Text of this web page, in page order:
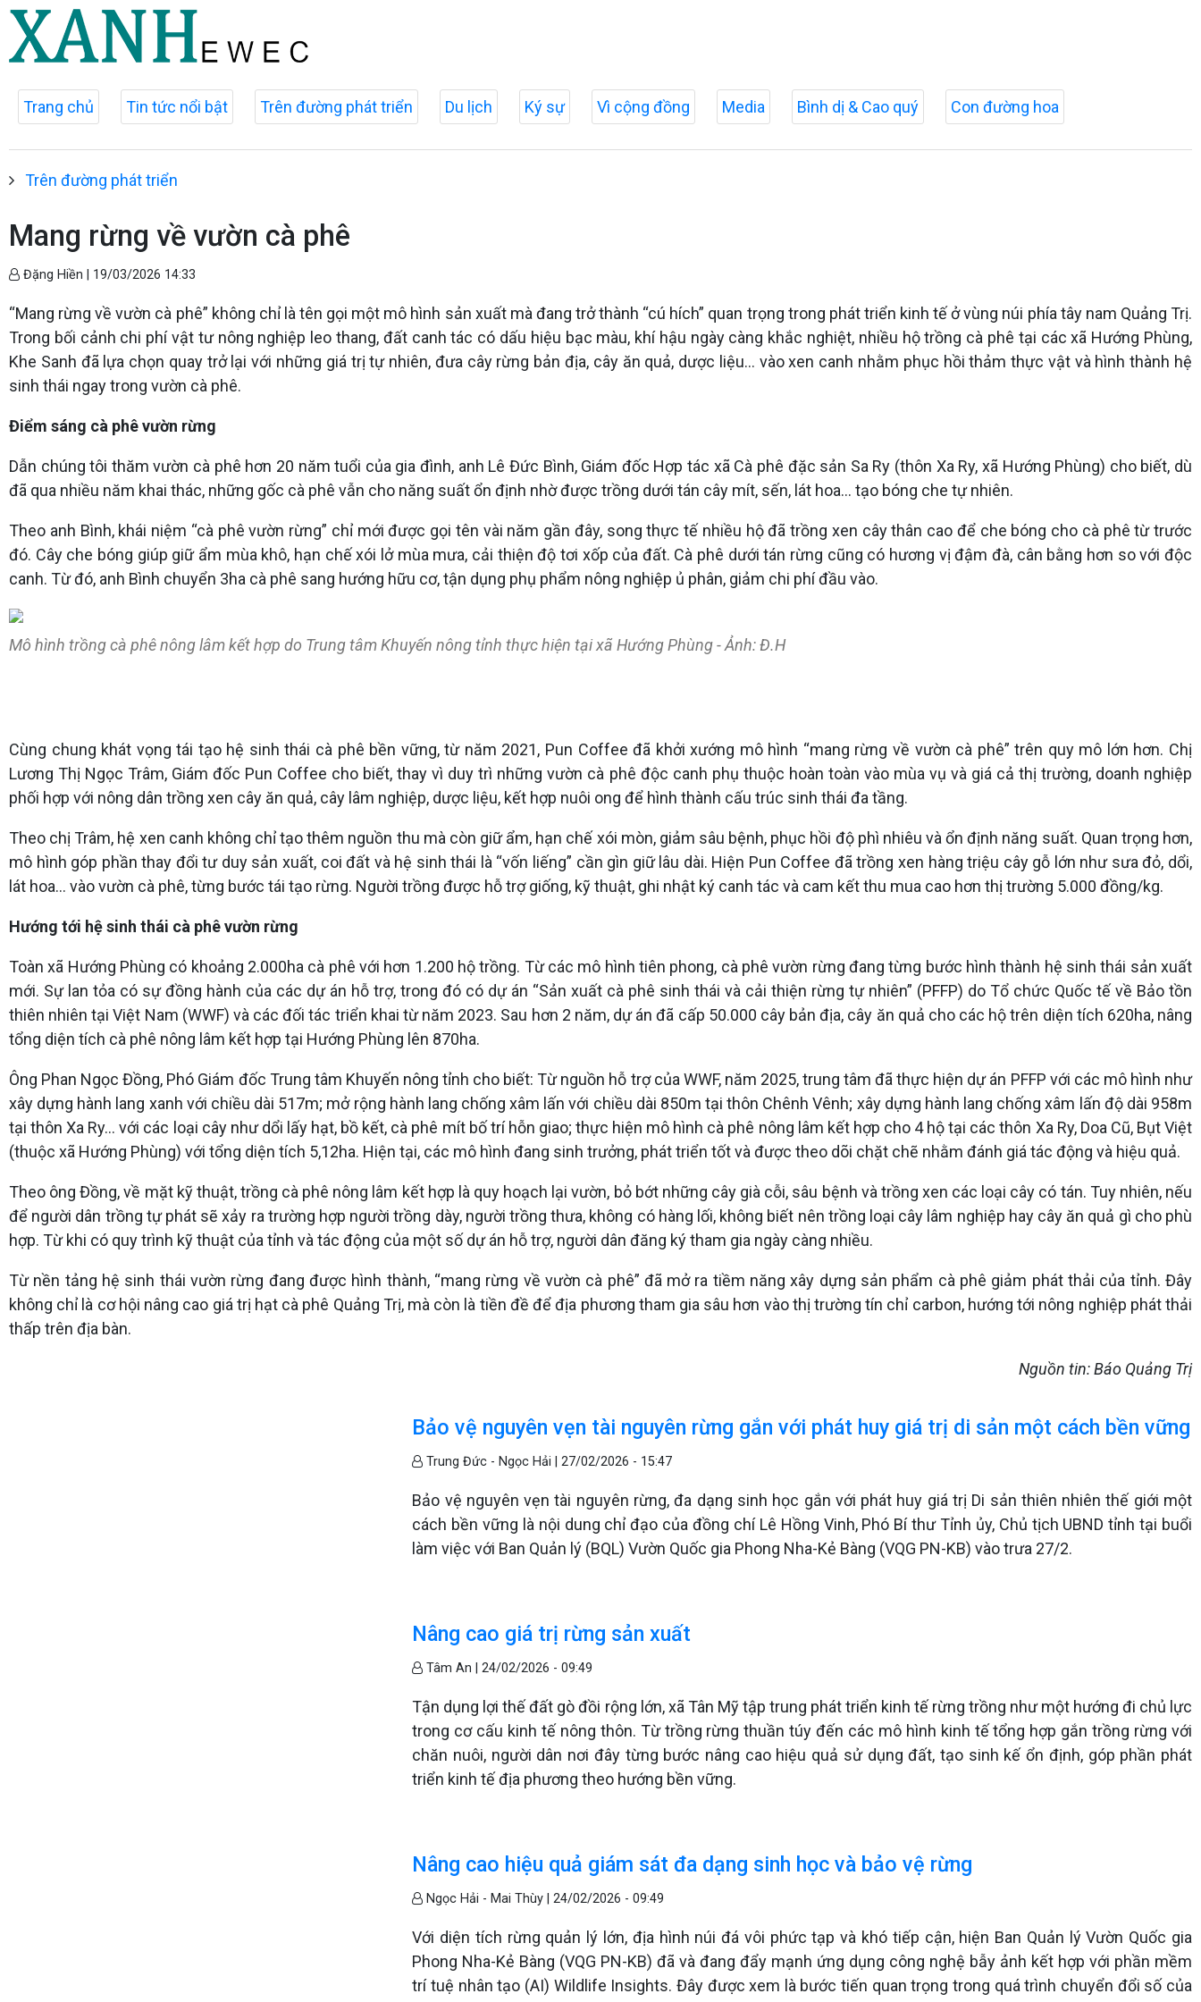
Trang chủ Tin tức nổi bật Trên đường phát triển Du lịch Ký sự Vì cộng đồng Media Bình dị & Cao quý Con đường hoa
Trên đường phát triển
Mang rừng về vườn cà phê
Đặng Hiền | 19/03/2026 14:33
“Mang rừng về vườn cà phê” không chỉ là tên gọi một mô hình sản xuất mà đang trở thành “cú hích” quan trọng trong phát triển kinh tế ở vùng núi phía tây nam Quảng Trị.
Trong bối cảnh chi phí vật tư nông nghiệp leo thang, đất canh tác có dấu hiệu bạc màu, khí hậu ngày càng khắc nghiệt, nhiều hộ trồng cà phê tại các xã Hướng Phùng,
Khe Sanh đã lựa chọn quay trở lại với những giá trị tự nhiên, đưa cây rừng bản địa, cây ăn quả, dược liệu… vào xen canh nhằm phục hồi thảm thực vật và hình thành hệ
sinh thái ngay trong vườn cà phê.
Điểm sáng cà phê vườn rừng
Dẫn chúng tôi thăm vườn cà phê hơn 20 năm tuổi của gia đình, anh Lê Đức Bình, Giám đốc Hợp tác xã Cà phê đặc sản Sa Ry (thôn Xa Ry, xã Hướng Phùng) cho biết, dù
đã qua nhiều năm khai thác, những gốc cà phê vẫn cho năng suất ổn định nhờ được trồng dưới tán cây mít, sến, lát hoa... tạo bóng che tự nhiên.
Theo anh Bình, khái niệm “cà phê vườn rừng” chỉ mới được gọi tên vài năm gần đây, song thực tế nhiều hộ đã trồng xen cây thân cao để che bóng cho cà phê từ trước
đó. Cây che bóng giúp giữ ẩm mùa khô, hạn chế xói lở mùa mưa, cải thiện độ tơi xốp của đất. Cà phê dưới tán rừng cũng có hương vị đậm đà, cân bằng hơn so với độc
canh. Từ đó, anh Bình chuyển 3ha cà phê sang hướng hữu cơ, tận dụng phụ phẩm nông nghiệp ủ phân, giảm chi phí đầu vào.
Mô hình trồng cà phê nông lâm kết hợp do Trung tâm Khuyến nông tỉnh thực hiện tại xã Hướng Phùng - Ảnh: Đ.H
Cùng chung khát vọng tái tạo hệ sinh thái cà phê bền vững, từ năm 2021, Pun Coffee đã khởi xướng mô hình “mang rừng về vườn cà phê” trên quy mô lớn hơn. Chị
Lương Thị Ngọc Trâm, Giám đốc Pun Coffee cho biết, thay vì duy trì những vườn cà phê độc canh phụ thuộc hoàn toàn vào mùa vụ và giá cả thị trường, doanh nghiệp
phối hợp với nông dân trồng xen cây ăn quả, cây lâm nghiệp, dược liệu, kết hợp nuôi ong để hình thành cấu trúc sinh thái đa tầng.
Theo chị Trâm, hệ xen canh không chỉ tạo thêm nguồn thu mà còn giữ ẩm, hạn chế xói mòn, giảm sâu bệnh, phục hồi độ phì nhiêu và ổn định năng suất. Quan trọng hơn,
mô hình góp phần thay đổi tư duy sản xuất, coi đất và hệ sinh thái là “vốn liếng” cần gìn giữ lâu dài. Hiện Pun Coffee đã trồng xen hàng triệu cây gỗ lớn như sưa đỏ, dổi,
lát hoa... vào vườn cà phê, từng bước tái tạo rừng. Người trồng được hỗ trợ giống, kỹ thuật, ghi nhật ký canh tác và cam kết thu mua cao hơn thị trường 5.000 đồng/kg.
Hướng tới hệ sinh thái cà phê vườn rừng
Toàn xã Hướng Phùng có khoảng 2.000ha cà phê với hơn 1.200 hộ trồng. Từ các mô hình tiên phong, cà phê vườn rừng đang từng bước hình thành hệ sinh thái sản xuất
mới. Sự lan tỏa có sự đồng hành của các dự án hỗ trợ, trong đó có dự án “Sản xuất cà phê sinh thái và cải thiện rừng tự nhiên” (PFFP) do Tổ chức Quốc tế về Bảo tồn
thiên nhiên tại Việt Nam (WWF) và các đối tác triển khai từ năm 2023. Sau hơn 2 năm, dự án đã cấp 50.000 cây bản địa, cây ăn quả cho các hộ trên diện tích 620ha, nâng
tổng diện tích cà phê nông lâm kết hợp tại Hướng Phùng lên 870ha.
Ông Phan Ngọc Đồng, Phó Giám đốc Trung tâm Khuyến nông tỉnh cho biết: Từ nguồn hỗ trợ của WWF, năm 2025, trung tâm đã thực hiện dự án PFFP với các mô hình như
xây dựng hành lang xanh với chiều dài 517m; mở rộng hành lang chống xâm lấn với chiều dài 850m tại thôn Chênh Vênh; xây dựng hành lang chống xâm lấn độ dài 958m
tại thôn Xa Ry... với các loại cây như dổi lấy hạt, bồ kết, cà phê mít bố trí hỗn giao; thực hiện mô hình cà phê nông lâm kết hợp cho 4 hộ tại các thôn Xa Ry, Doa Cũ, Bụt Việt
(thuộc xã Hướng Phùng) với tổng diện tích 5,12ha. Hiện tại, các mô hình đang sinh trưởng, phát triển tốt và được theo dõi chặt chẽ nhằm đánh giá tác động và hiệu quả.
Theo ông Đồng, về mặt kỹ thuật, trồng cà phê nông lâm kết hợp là quy hoạch lại vườn, bỏ bớt những cây già cỗi, sâu bệnh và trồng xen các loại cây có tán. Tuy nhiên, nếu
để người dân trồng tự phát sẽ xảy ra trường hợp người trồng dày, người trồng thưa, không có hàng lối, không biết nên trồng loại cây lâm nghiệp hay cây ăn quả gì cho phù
hợp. Từ khi có quy trình kỹ thuật của tỉnh và tác động của một số dự án hỗ trợ, người dân đăng ký tham gia ngày càng nhiều.
Từ nền tảng hệ sinh thái vườn rừng đang được hình thành, “mang rừng về vườn cà phê” đã mở ra tiềm năng xây dựng sản phẩm cà phê giảm phát thải của tỉnh. Đây
không chỉ là cơ hội nâng cao giá trị hạt cà phê Quảng Trị, mà còn là tiền đề để địa phương tham gia sâu hơn vào thị trường tín chỉ carbon, hướng tới nông nghiệp phát thải
thấp trên địa bàn.
Nguồn tin: Báo Quảng Trị
Bảo vệ nguyên vẹn tài nguyên rừng gắn với phát huy giá trị di sản một cách bền vững
Trung Đức - Ngọc Hải |27/02/2026 - 15:47
Bảo vệ nguyên vẹn tài nguyên rừng, đa dạng sinh học gắn với phát huy giá trị Di sản thiên nhiên thế giới một
cách bền vững là nội dung chỉ đạo của đồng chí Lê Hồng Vinh, Phó Bí thư Tỉnh ủy, Chủ tịch UBND tỉnh tại buổi
làm việc với Ban Quản lý (BQL) Vườn Quốc gia Phong Nha-Kẻ Bàng (VQG PN-KB) vào trưa 27/2.
Nâng cao giá trị rừng sản xuất
Tâm An |24/02/2026 - 09:49
Tận dụng lợi thế đất gò đồi rộng lớn, xã Tân Mỹ tập trung phát triển kinh tế rừng trồng như một hướng đi chủ lực
trong cơ cấu kinh tế nông thôn. Từ trồng rừng thuần túy đến các mô hình kinh tế tổng hợp gắn trồng rừng với
chăn nuôi, người dân nơi đây từng bước nâng cao hiệu quả sử dụng đất, tạo sinh kế ổn định, góp phần phát
triển kinh tế địa phương theo hướng bền vững.
Nâng cao hiệu quả giám sát đa dạng sinh học và bảo vệ rừng
Ngọc Hải - Mai Thùy |24/02/2026 - 09:49
Với diện tích rừng quản lý lớn, địa hình núi đá vôi phức tạp và khó tiếp cận, hiện Ban Quản lý Vườn Quốc gia
Phong Nha-Kẻ Bàng (VQG PN-KB) đã và đang đẩy mạnh ứng dụng công nghệ bẫy ảnh kết hợp với phần mềm
trí tuệ nhân tạo (AI) Wildlife Insights. Đây được xem là bước tiến quan trọng trong quá trình chuyển đổi số của